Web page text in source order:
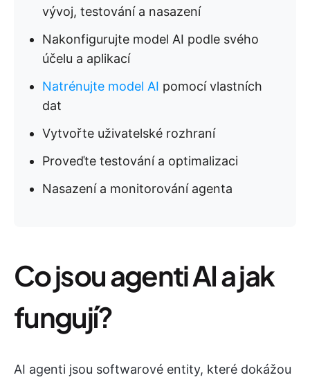
vývoj, testování a nasazení
Nakonfigurujte model AI podle svého
účelu a aplikací
Natrénujte model AI pomocí vlastních
dat
Vytvořte uživatelské rozhraní
Proveďte testování a optimalizaci
Nasazení a monitorování agenta
Co jsou agenti AI a jak
fungují?
AI agenti jsou softwarové entity, které dokážou